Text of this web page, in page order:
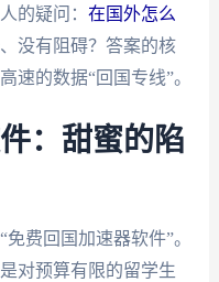
的疑问： 在国外怎么
没有阻碍？答案的核
速的数据“回国专线”。
：甜蜜的陷
费回国加速器软件”。
对预算有限的留学生